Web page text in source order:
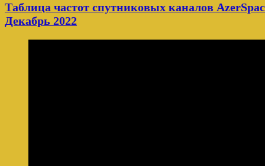
Таблица частот спутниковых каналов
Декабрь 2022